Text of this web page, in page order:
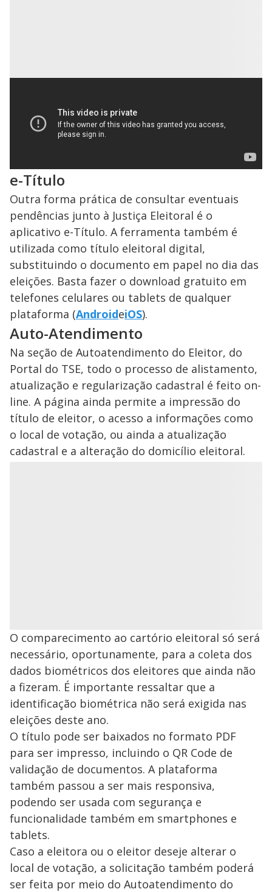
e-Título
Outra forma prática de consultar eventuais
pendências junto à Justiça Eleitoral é o
aplicativo e-Título. A ferramenta também é
utilizada como título eleitoral digital,
substituindo o documento em papel no dia das
eleições. Basta fazer o download gratuito em
telefones celulares ou tablets de qualquer
plataforma (AndroideiOS).
Auto-Atendimento
Na seção de Autoatendimento do Eleitor, do
Portal do TSE, todo o processo de alistamento,
atualização e regularização cadastral é feito on-
line. A página ainda permite a impressão do
título de eleitor, o acesso a informações como
o local de votação, ou ainda a atualização
cadastral e a alteração do domicílio eleitoral.
O comparecimento ao cartório eleitoral só será
necessário, oportunamente, para a coleta dos
dados biométricos dos eleitores que ainda não
a fizeram. É importante ressaltar que a
identificação biométrica não será exigida nas
eleições deste ano.
O título pode ser baixados no formato PDF
para ser impresso, incluindo o QR Code de
validação de documentos. A plataforma
também passou a ser mais responsiva,
podendo ser usada com segurança e
funcionalidade também em smartphones e
tablets.
Caso a eleitora ou o eleitor deseje alterar o
local de votação, a solicitação também poderá
ser feita por meio do Autoatendimento do